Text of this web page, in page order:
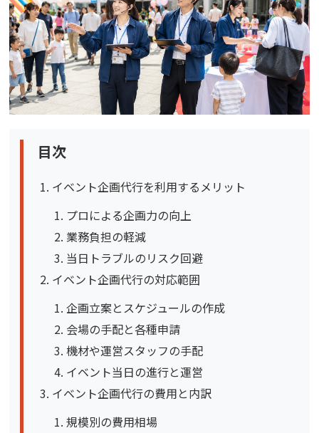
目次
イベント企画代行を利用するメリット
プロによる企画力の向上
業務負担の軽減
当日トラブルのリスク回避
イベント企画代行の対応範囲
企画立案とスケジュールの作成
会場の手配と各種申請
機材や運営スタッフの手配
イベント当日の進行と運営
イベント企画代行の費用と内訳
規模別の費用相場